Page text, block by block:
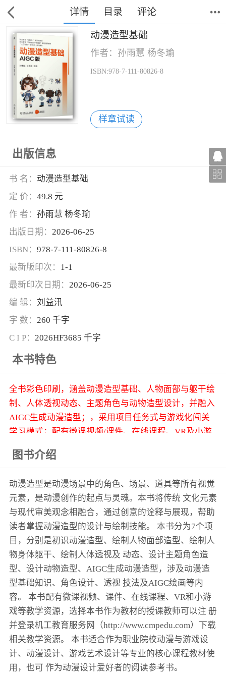
详情 目录 评论
动漫造型基础
作者：孙雨慧 杨冬瑜
ISBN:978-7-111-80826-8
样章试读
出版信息
书 名： 动漫造型基础
定 价： 49.8 元
作 者： 孙雨慧 杨冬瑜
出版日期： 2026-06-25
ISBN： 978-7-111-80826-8
最新版印次： 1-1
最新印次日期： 2026-06-25
编 辑： 刘益汛
字 数： 260 千字
C I P： 2026HF3685 千字
本书特色
全书彩色印刷，涵盖动漫造型基础、人物面部与躯干绘
制、人体透视动态、主题角色与动物造型设计，并融入
AIGC生成动漫造型；，采用项目任务式与游戏化闯关
学习模式；配有微课视频/课件、在线课程、VR及小游
图书介绍
动漫造型是动漫场景中的角色、场景、道具等所有视觉
元素，是动漫创作的起点与灵魂。本书将传统 文化元素
与现代审美观念相融合，通过创意的诠释与展现，帮助
读者掌握动漫造型的设计与绘制技能。 本书分为7个项
目，分别是初识动漫造型、绘制人物面部造型、绘制人
物身体躯干、绘制人体透视及 动态、设计主题角色造
型、设计动物造型、AIGC生成动漫造型，涉及动漫造
型基础知识、角色设计、透视 技法及AIGC绘画等内
容。 本书配有微课视频、课件、在线课程、VR和小游
戏等教学资源，选择本书作为教材的授课教师可以注 册
并登录机工教育服务网（http://www.cmpedu.com）下载
相关教学资源。 本书适合作为职业院校动漫与游戏设
计、动漫设计、游戏艺术设计等专业的核心课程教材使
用，也可 作为动漫设计爱好者的阅读参考书。